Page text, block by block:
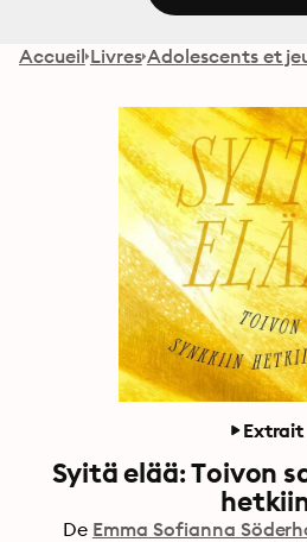
Accueil Livres Adolescents et
Extrait
Syitä elää: Toivon
De Emma Sofianna